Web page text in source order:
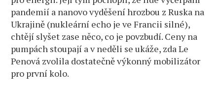
pandemií a nanovo vyděšení hrozbou z Ruska na
Ukrajině (nukleární echo je ve Francii silné),
chtějí slyšet zase něco, co je povzbudí. Ceny na
pumpách stoupají a v neděli se ukáže, zda Le
Penová zvolila dostatečně výkonný mobilizátor
pro první kolo.